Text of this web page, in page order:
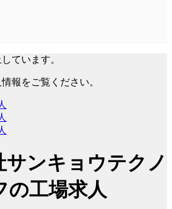
ています。
報をご覧ください。
サンキョウテクノ
の工場求人